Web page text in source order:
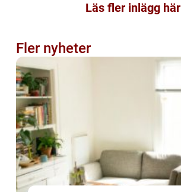
Läs fler inlägg här
Fler nyheter